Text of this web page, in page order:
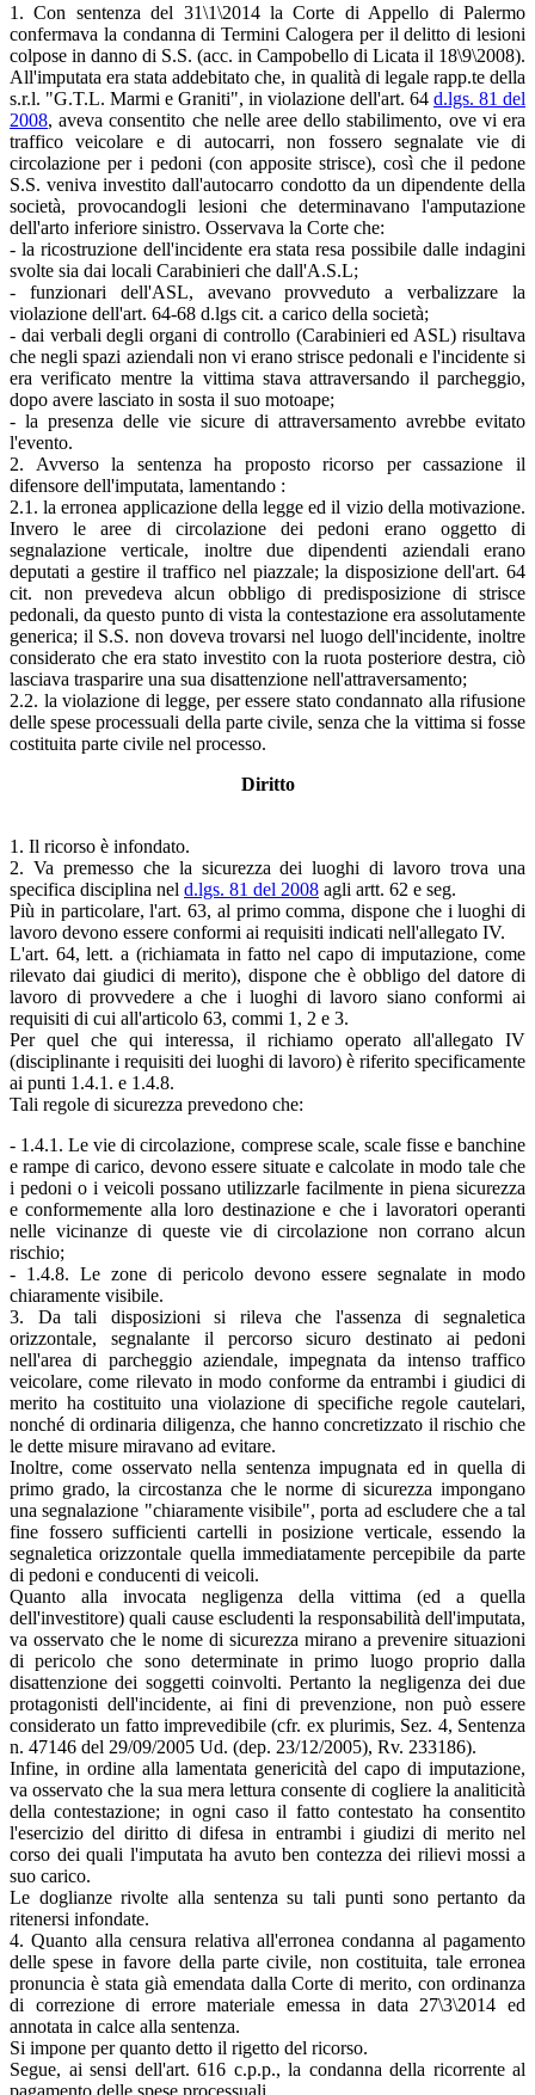
1. Con sentenza del 31\1\2014 la Corte di Appello di Palermo
confermava la condanna di Termini Calogera per il delitto di lesioni
colpose in danno di S.S. (acc. in Campobello di Licata il 18\9\2008).
All'imputata era stata addebitato che, in qualità di legale rapp.te della
s.r.l. "G.T.L. Marmi e Graniti", in violazione dell'art. 64 d.lgs. 81 del
2008, aveva consentito che nelle aree dello stabilimento, ove vi era
traffico veicolare e di autocarri, non fossero segnalate vie di
circolazione per i pedoni (con apposite strisce), così che il pedone
S.S. veniva investito dall'autocarro condotto da un dipendente della
società, provocandogli lesioni che determinavano l'amputazione
dell'arto inferiore sinistro. Osservava la Corte che:
- la ricostruzione dell'incidente era stata resa possibile dalle indagini
svolte sia dai locali Carabinieri che dall'A.S.L;
- funzionari dell'ASL, avevano provveduto a verbalizzare la
violazione dell'art. 64-68 d.lgs cit. a carico della società;
- dai verbali degli organi di controllo (Carabinieri ed ASL) risultava
che negli spazi aziendali non vi erano strisce pedonali e l'incidente si
era verificato mentre la vittima stava attraversando il parcheggio,
dopo avere lasciato in sosta il suo motoape;
- la presenza delle vie sicure di attraversamento avrebbe evitato
l'evento.
2. Avverso la sentenza ha proposto ricorso per cassazione il
difensore dell'imputata, lamentando :
2.1. la erronea applicazione della legge ed il vizio della motivazione.
Invero le aree di circolazione dei pedoni erano oggetto di
segnalazione verticale, inoltre due dipendenti aziendali erano
deputati a gestire il traffico nel piazzale; la disposizione dell'art. 64
cit. non prevedeva alcun obbligo di predisposizione di strisce
pedonali, da questo punto di vista la contestazione era assolutamente
generica; il S.S. non doveva trovarsi nel luogo dell'incidente, inoltre
considerato che era stato investito con la ruota posteriore destra, ciò
lasciava trasparire una sua disattenzione nell'attraversamento;
2.2. la violazione di legge, per essere stato condannato alla rifusione
delle spese processuali della parte civile, senza che la vittima si fosse
costituita parte civile nel processo.
Diritto
1. Il ricorso è infondato.
2. Va premesso che la sicurezza dei luoghi di lavoro trova una
specifica disciplina nel d.lgs. 81 del 2008 agli artt. 62 e seg.
Più in particolare, l'art. 63, al primo comma, dispone che i luoghi di
lavoro devono essere conformi ai requisiti indicati nell'allegato IV.
L'art. 64, lett. a (richiamata in fatto nel capo di imputazione, come
rilevato dai giudici di merito), dispone che è obbligo del datore di
lavoro di provvedere a che i luoghi di lavoro siano conformi ai
requisiti di cui all'articolo 63, commi 1, 2 e 3.
Per quel che qui interessa, il richiamo operato all'allegato IV
(disciplinante i requisiti dei luoghi di lavoro) è riferito specificamente
ai punti 1.4.1. e 1.4.8.
Tali regole di sicurezza prevedono che:
- 1.4.1. Le vie di circolazione, comprese scale, scale fisse e banchine
e rampe di carico, devono essere situate e calcolate in modo tale che
i pedoni o i veicoli possano utilizzarle facilmente in piena sicurezza
e conformemente alla loro destinazione e che i lavoratori operanti
nelle vicinanze di queste vie di circolazione non corrano alcun
rischio;
- 1.4.8. Le zone di pericolo devono essere segnalate in modo
chiaramente visibile.
3. Da tali disposizioni si rileva che l'assenza di segnaletica
orizzontale, segnalante il percorso sicuro destinato ai pedoni
nell'area di parcheggio aziendale, impegnata da intenso traffico
veicolare, come rilevato in modo conforme da entrambi i giudici di
merito ha costituito una violazione di specifiche regole cautelari,
nonché di ordinaria diligenza, che hanno concretizzato il rischio che
le dette misure miravano ad evitare.
Inoltre, come osservato nella sentenza impugnata ed in quella di
primo grado, la circostanza che le norme di sicurezza impongano
una segnalazione "chiaramente visibile", porta ad escludere che a tal
fine fossero sufficienti cartelli in posizione verticale, essendo la
segnaletica orizzontale quella immediatamente percepibile da parte
di pedoni e conducenti di veicoli.
Quanto alla invocata negligenza della vittima (ed a quella
dell'investitore) quali cause escludenti la responsabilità dell'imputata,
va osservato che le nome di sicurezza mirano a prevenire situazioni
di pericolo che sono determinate in primo luogo proprio dalla
disattenzione dei soggetti coinvolti. Pertanto la negligenza dei due
protagonisti dell'incidente, ai fini di prevenzione, non può essere
considerato un fatto imprevedibile (cfr. ex plurimis, Sez. 4, Sentenza
n. 47146 del 29/09/2005 Ud. (dep. 23/12/2005), Rv. 233186).
Infine, in ordine alla lamentata genericità del capo di imputazione,
va osservato che la sua mera lettura consente di cogliere la analiticità
della contestazione; in ogni caso il fatto contestato ha consentito
l'esercizio del diritto di difesa in entrambi i giudizi di merito nel
corso dei quali l'imputata ha avuto ben contezza dei rilievi mossi a
suo carico.
Le doglianze rivolte alla sentenza su tali punti sono pertanto da
ritenersi infondate.
4. Quanto alla censura relativa all'erronea condanna al pagamento
delle spese in favore della parte civile, non costituita, tale erronea
pronuncia è stata già emendata dalla Corte di merito, con ordinanza
di correzione di errore materiale emessa in data 27\3\2014 ed
annotata in calce alla sentenza.
Si impone per quanto detto il rigetto del ricorso.
Segue, ai sensi dell'art. 616 c.p.p., la condanna della ricorrente al
pagamento delle spese processuali.